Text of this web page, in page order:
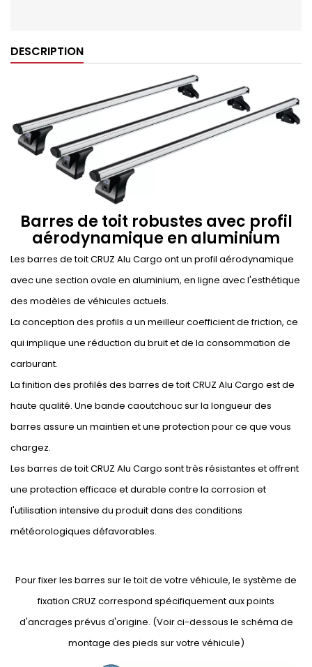
DESCRIPTION
Barres de toit robustes avec profil
aérodynamique en aluminium
Les barres de toit CRUZ Alu Cargo ont un profil aérodynamique
avec une section ovale en aluminium, en ligne avec l'esthétique
des modèles de véhicules actuels.
La conception des profils a un meilleur coefficient de friction, ce
qui implique une réduction du bruit et de la consommation de
carburant.
La finition des profilés des barres de toit CRUZ Alu Cargo est de
haute qualité. Une bande caoutchouc sur la longueur des
barres assure un maintien et une protection pour ce que vous
chargez.
Les barres de toit CRUZ Alu Cargo sont très résistantes et offrent
une protection efficace et durable contre la corrosion et
l'utilisation intensive du produit dans des conditions
météorologiques défavorables.
Pour fixer les barres sur le toit de votre véhicule, le système de
fixation CRUZ correspond spécifiquement aux points
d'ancrages prévus d'origine. (Voir ci-dessous le schéma de
montage des pieds sur votre véhicule)